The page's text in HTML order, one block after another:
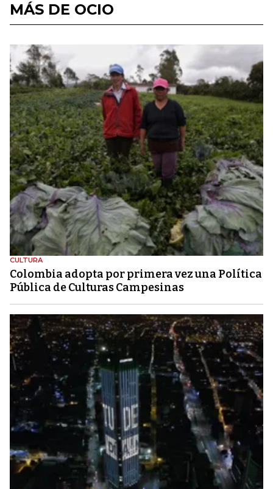
MÁS DE OCIO
CULTURA
Colombia adopta por primera vez una Política
Pública de Culturas Campesinas